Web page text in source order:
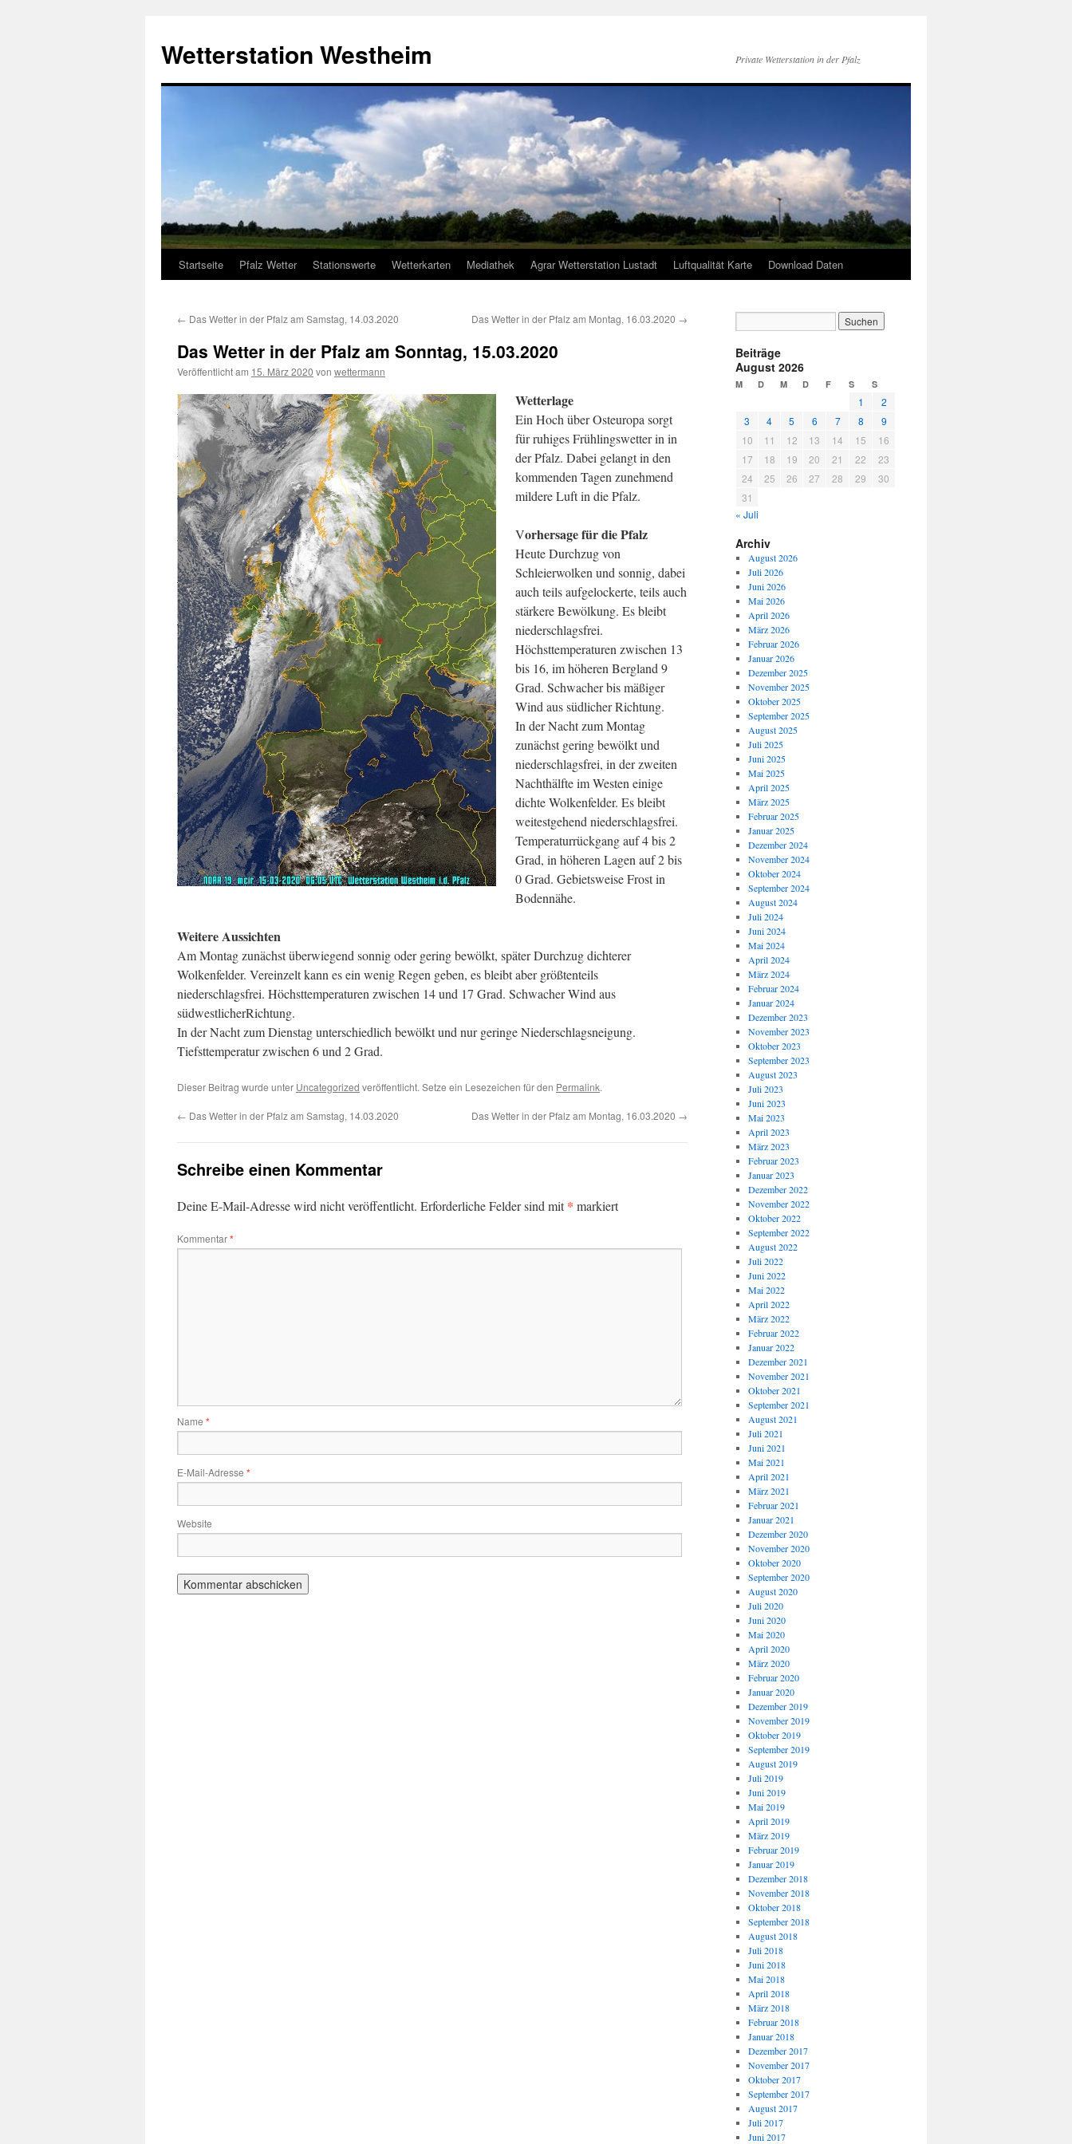
springen
Wetterstation Westheim Private Wetterstation in der Pfalz
Startseite Pfalz Wetter Stationswerte Wetterkarten Mediathek Agrar Wetterstation Lustadt Luftqualität Karte Download Daten
← Das Wetter in der Pfalz am Samstag, 14.03.2020 Das Wetter in der Pfalz am Montag, 16.03.2020 →
Das Wetter in der Pfalz am Sonntag, 15.03.2020
Veröffentlicht am 15. März 2020 von wettermann
Wetterlage
Ein Hoch über Osteuropa sorgt
für ruhiges Frühlingswetter in in
der Pfalz. Dabei gelangt in den
kommenden Tagen zunehmend
mildere Luft in die Pfalz.
Vorhersage für die Pfalz
Heute Durchzug von
Schleierwolken und sonnig, dabei
auch teils aufgelockerte, teils auch
stärkere Bewölkung. Es bleibt
niederschlagsfrei.
Höchsttemperaturen zwischen 13
bis 16, im höheren Bergland 9
Grad. Schwacher bis mäßiger
Wind aus südlicher Richtung.
In der Nacht zum Montag
zunächst gering bewölkt und
niederschlagsfrei, in der zweiten
Nachthälfte im Westen einige
dichte Wolkenfelder. Es bleibt
weitestgehend niederschlagsfrei.
Temperaturrückgang auf 4 bis 2
Grad, in höheren Lagen auf 2 bis
0 Grad. Gebietsweise Frost in
Bodennähe.
Weitere Aussichten
Am Montag zunächst überwiegend sonnig oder gering bewölkt, später Durchzug dichterer
Wolkenfelder. Vereinzelt kann es ein wenig Regen geben, es bleibt aber größtenteils
niederschlagsfrei. Höchsttemperaturen zwischen 14 und 17 Grad. Schwacher Wind aus
südwestlicherRichtung.
In der Nacht zum Dienstag unterschiedlich bewölkt und nur geringe Niederschlagsneigung.
Tiefsttemperatur zwischen 6 und 2 Grad.
Dieser Beitrag wurde unter Uncategorized veröffentlicht. Setze ein Lesezeichen für den Permalink.
← Das Wetter in der Pfalz am Samstag, 14.03.2020 Das Wetter in der Pfalz am Montag, 16.03.2020 →
Schreibe einen Kommentar
Deine E-Mail-Adresse wird nicht veröffentlicht. Erforderliche Felder sind mit* markiert
Kommentar*
Name *
E-Mail-Adresse *
Website
Beiträge
August 2026
M D M D F S S
1
2
3
4 5 6 7 8
9
10
11 12 13 14 15
16
17
18 19 20 21 22
23
24
25 26 27 28 29
30
31
« Juli
Archiv
August 2026
Juli 2026
Juni 2026
Mai 2026
April 2026
März 2026
Februar 2026
Januar 2026
Dezember 2025
November 2025
Oktober 2025
September 2025
August 2025
Juli 2025
Juni 2025
Mai 2025
April 2025
März 2025
Februar 2025
Januar 2025
Dezember 2024
November 2024
Oktober 2024
September 2024
August 2024
Juli 2024
Juni 2024
Mai 2024
April 2024
März 2024
Februar 2024
Januar 2024
Dezember 2023
November 2023
Oktober 2023
September 2023
August 2023
Juli 2023
Juni 2023
Mai 2023
April 2023
März 2023
Februar 2023
Januar 2023
Dezember 2022
November 2022
Oktober 2022
September 2022
August 2022
Juli 2022
Juni 2022
Mai 2022
April 2022
März 2022
Februar 2022
Januar 2022
Dezember 2021
November 2021
Oktober 2021
September 2021
August 2021
Juli 2021
Juni 2021
Mai 2021
April 2021
März 2021
Februar 2021
Januar 2021
Dezember 2020
November 2020
Oktober 2020
September 2020
August 2020
Juli 2020
Juni 2020
Mai 2020
April 2020
März 2020
Februar 2020
Januar 2020
Dezember 2019
November 2019
Oktober 2019
September 2019
August 2019
Juli 2019
Juni 2019
Mai 2019
April 2019
März 2019
Februar 2019
Januar 2019
Dezember 2018
November 2018
Oktober 2018
September 2018
August 2018
Juli 2018
Juni 2018
Mai 2018
April 2018
März 2018
Februar 2018
Januar 2018
Dezember 2017
November 2017
Oktober 2017
September 2017
August 2017
Juli 2017
Juni 2017